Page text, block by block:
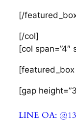
[/
[/col]
[col span=”4″
[featured_box
[gap
LINE OA: